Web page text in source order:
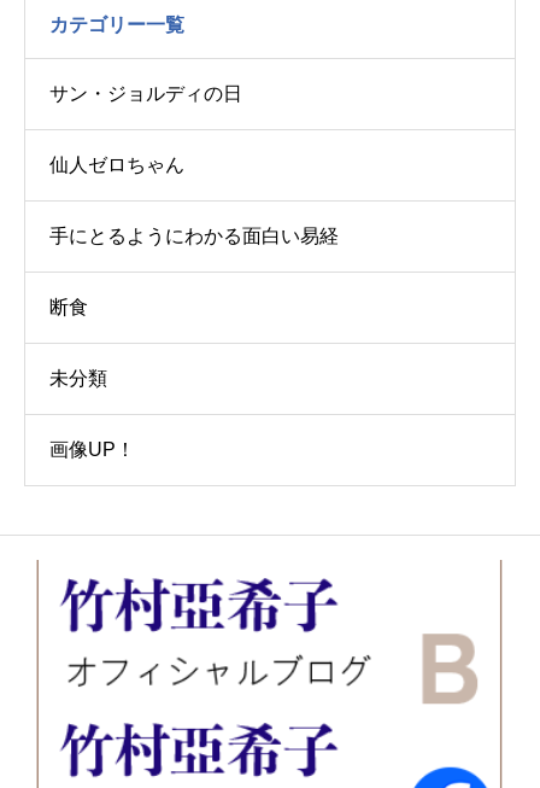
カテゴリー一覧
サン・ジョルディの日
仙人ゼロちゃん
手にとるようにわかる面白い易経
断食
未分類
画像UP！